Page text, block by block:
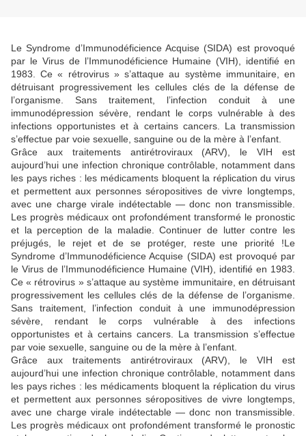
Le Syndrome d’Immunodéficience Acquise (SIDA) est provoqué
par le Virus de l’Immunodéficience Humaine (VIH), identifié en
1983. Ce « rétrovirus » s’attaque au système immunitaire, en
détruisant progressivement les cellules clés de la défense de
l’organisme. Sans traitement, l’infection conduit à une
immunodépression sévère, rendant le corps vulnérable à des
infections opportunistes et à certains cancers. La transmission
s’effectue par voie sexuelle, sanguine ou de la mère à l’enfant.
Grâce aux traitements antirétroviraux (ARV), le VIH est
aujourd’hui une infection chronique contrôlable, notamment dans
les pays riches : les médicaments bloquent la réplication du virus
et permettent aux personnes séropositives de vivre longtemps,
avec une charge virale indétectable — donc non transmissible.
Les progrès médicaux ont profondément transformé le pronostic
et la perception de la maladie. Continuer de lutter contre les
préjugés, le rejet et de se protéger, reste une priorité !Le
Syndrome d’Immunodéficience Acquise (SIDA) est provoqué par
le Virus de l’Immunodéficience Humaine (VIH), identifié en 1983.
Ce « rétrovirus » s’attaque au système immunitaire, en détruisant
progressivement les cellules clés de la défense de l’organisme.
Sans traitement, l’infection conduit à une immunodépression
sévère, rendant le corps vulnérable à des infections
opportunistes et à certains cancers. La transmission s’effectue
par voie sexuelle, sanguine ou de la mère à l’enfant.
Grâce aux traitements antirétroviraux (ARV), le VIH est
aujourd’hui une infection chronique contrôlable, notamment dans
les pays riches : les médicaments bloquent la réplication du virus
et permettent aux personnes séropositives de vivre longtemps,
avec une charge virale indétectable — donc non transmissible.
Les progrès médicaux ont profondément transformé le pronostic